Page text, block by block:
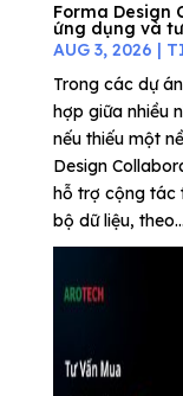
Forma Design
ứng dụng và
AUG 3, 2026 |
Trong các dự
hợp giữa nhiều
nếu thiếu một
Design
hỗ trợ cộng tác
bộ dữ liệu, theo...